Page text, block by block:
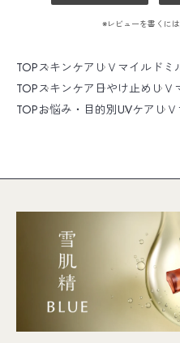
※レビューを書くには
TOPスキンケア ＵＶマイルドミ
TOPスキンケア 日やけ止め ＵＶ
TOPお悩み・目的別UVケア Ｕ